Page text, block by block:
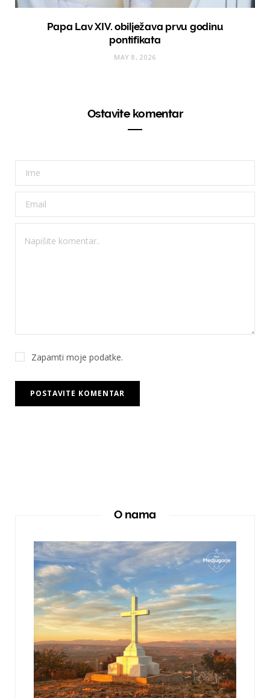
Papa Lav XIV. obilježava prvu godinu
pontifikata
MAY 8, 2026
Ostavite komentar
Zapamti moje podatke.
O nama